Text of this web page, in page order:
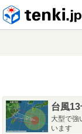
台風
大型で強
います